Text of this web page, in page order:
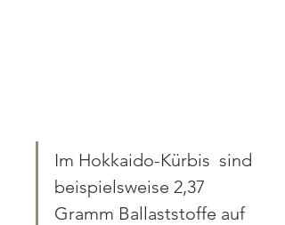
Im Hokkaido-Kürbis  sind
beispielsweise 2,37
Gramm Ballaststoffe auf